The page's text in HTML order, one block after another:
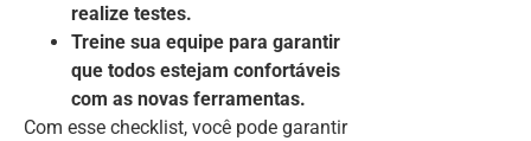
realize testes.
Treine sua equipe para garantir
que todos estejam confortáveis
com as novas ferramentas.
Com esse checklist, você pode garantir